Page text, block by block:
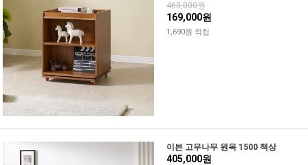
460,000원
169,000원
1,690원 적립
이븐 고무나무 원목 1500 책상
405,000원